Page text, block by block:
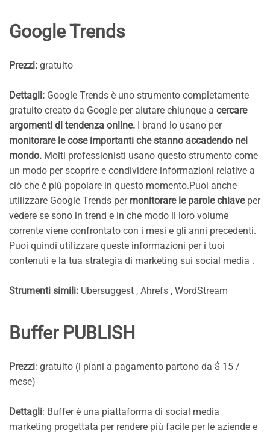
Google Trends
Prezzi: gratuito
Dettagli: Google Trends è uno strumento completamente
gratuito creato da Google per aiutare chiunque a cercare
argomenti di tendenza online. I brand lo usano per
monitorare le cose importanti che stanno accadendo nel
mondo. Molti professionisti usano questo strumento come
un modo per scoprire e condividere informazioni relative a
ciò che è più popolare in questo momento.Puoi anche
utilizzare Google Trends per monitorare le parole chiaveper
vedere se sono in trend e in che modo il loro volume
corrente viene confrontato con i mesi e gli anni precedenti.
Puoi quindi utilizzare queste informazioni per i tuoi
contenuti e la tua strategia di marketing sui social media .
Strumenti simili: Ubersuggest , Ahrefs , WordStream
Buffer PUBLISH
Prezzi: gratuito (i piani a pagamento partono da $ 15 /
mese)
Dettagli: Buffer è una piattaforma di social media
marketing progettata per rendere più facile per le aziende e